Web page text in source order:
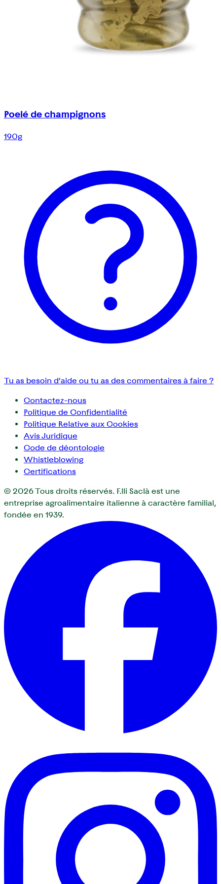
Poelé de champignons
190g
Tu as besoin d’aide ou tu as des commentaires à faire ?
Contactez-nous
Politique de Confidentialité
Politique Relative aux Cookies
Avis Juridique
Code de déontologie
Whistleblowing
Certifications
© 2026Tous droits réservés. F.lli Saclà est une
entreprise agroalimentaire italienne à caractère familial,
fondée en 1939.